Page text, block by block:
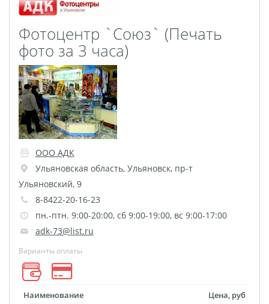
самоклеящемся виниле
акриле
Печать на баннере
Фотообои
Трафареты
Печать на прозрачной
пленке
Рекламные конструкции
Напольная графика
Широкоформатное
ламинирование
Изготовление баннеров
Оформление картин
Накатка Фото на ХДФ
Фото в алюминиевом
багете
Фотоцентр `Союз` (Печать
фото за 3 часа)
ООО АДК
Ульяновская область, Ульяновск, пр-т
Ульяновский, 9
8-8422-20-16-23
пн.-птн. 9:00-20:00, сб 9:00-19:00, вс 9:00-17:00
adk-73@list.ru
Варианты оплаты
Наименование
Цена, руб